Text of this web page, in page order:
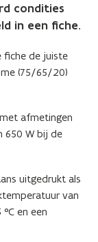
condities
in een fiche.
fiche de juiste
(75/65/20)
afmetingen
650 W bij de
uitgedrukt als
van
en een